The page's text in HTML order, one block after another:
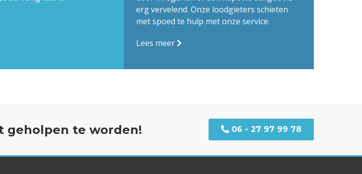
erg vervelend. Onze loodgieters schieten
met spoed te hulp met onze service.
Lees meer
geholpen te worden! 06 - 27 97 99 78